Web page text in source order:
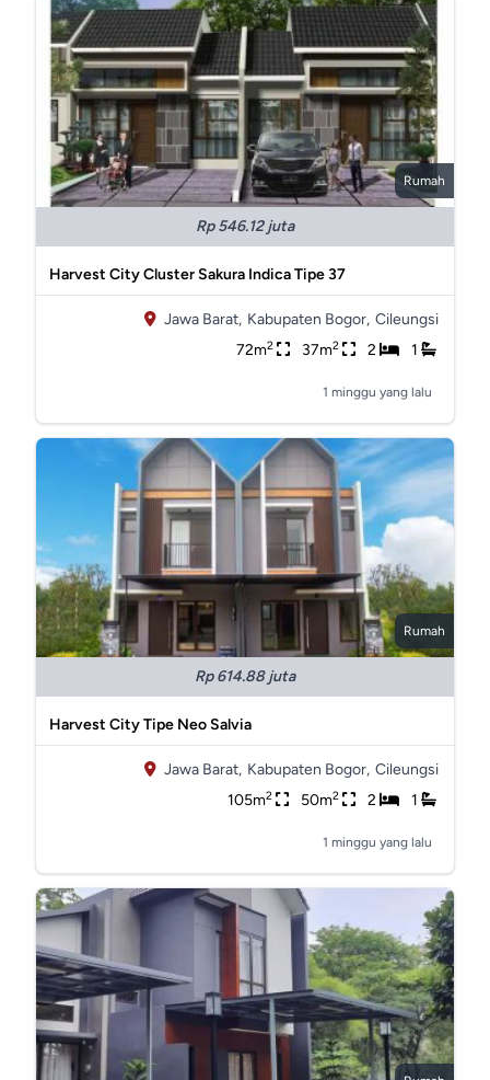
Rumah
Rp 546.12 juta
Harvest City Cluster Sakura Indica Tipe 37
Jawa Barat, Kabupaten Bogor, Cileungsi
72m2 37m2 2 1
1 minggu yang lalu
Rumah
Rp 614.88 juta
Harvest City Tipe Neo Salvia
Jawa Barat, Kabupaten Bogor, Cileungsi
105m2 50m2 2 1
1 minggu yang lalu